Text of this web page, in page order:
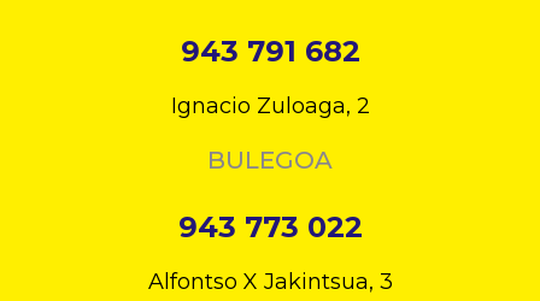
943 791 682
Ignacio Zuloaga, 2
BULEGOA
943 773 022
Alfontso X Jakintsua, 3